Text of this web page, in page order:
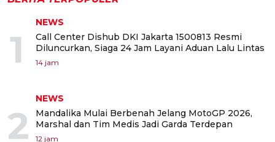
1
NEWS
Call Center Dishub DKI Jakarta 1500813 Resmi
Diluncurkan, Siaga 24 Jam Layani Aduan Lalu Lintas
14 jam
2
NEWS
Mandalika Mulai Berbenah Jelang MotoGP 2026,
Marshal dan Tim Medis Jadi Garda Terdepan
12 jam